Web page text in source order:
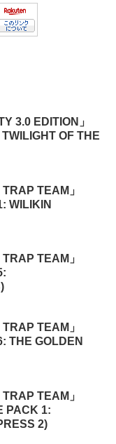
3.0 EDITION」
OF THE
TEAM」
WILIKIN
TEAM」
TEAM」
THE GOLDEN
TEAM」
PACK 1:
2)